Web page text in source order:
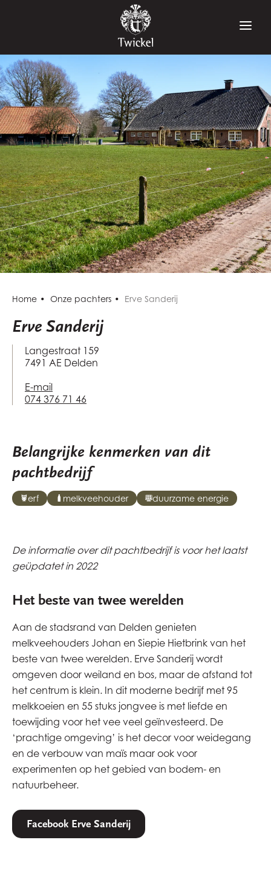
Home Onze pachters Erve Sanderij
Erve Sanderij
Langestraat 159
7491 AE Delden
E-mail
074 376 71 46
Belangrijke kenmerken van dit
pachtbedrijf
erf melkveehouder duurzame energie
De informatie over dit pachtbedrijf is voor het laatst
geüpdatet in 2022
Het beste van twee werelden
Aan de stadsrand van Delden genieten
melkveehouders Johan en Siepie Hietbrink van het
beste van twee werelden. Erve Sanderij wordt
omgeven door weiland en bos, maar de afstand tot
het centrum is klein. In dit moderne bedrijf met 95
melkkoeien en 55 stuks jongvee is met liefde en
toewijding voor het vee veel geïnvesteerd. De
‘prachtige omgeving’ is het decor voor weidegang
en de verbouw van maïs maar ook voor
experimenten op het gebied van bodem- en
natuurbeheer.
Facebook Erve Sanderij